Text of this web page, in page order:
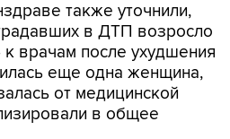
также уточнили,
в ДТП возросло
врачам после ухудшения
еще одна женщина,
от медицинской
в общее